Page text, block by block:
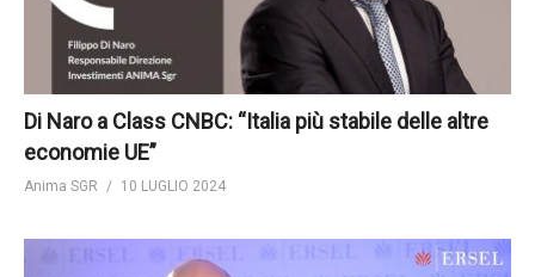
Di Naro a Class CNBC: “Italia più stabile delle altre
economie UE”
Anima SGR 10 LUGLIO 2024